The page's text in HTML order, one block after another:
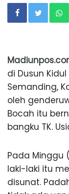
di Dusun
Semanding,
oleh
Bocah itu
bangku TK.
Pada Minggu
laki-laki itu
disunat.